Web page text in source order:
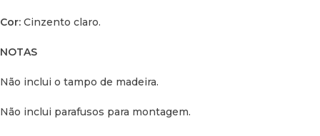
Cor: Cinzento claro.
NOTAS
Não inclui o tampo de madeira.
Não inclui parafusos para montagem.